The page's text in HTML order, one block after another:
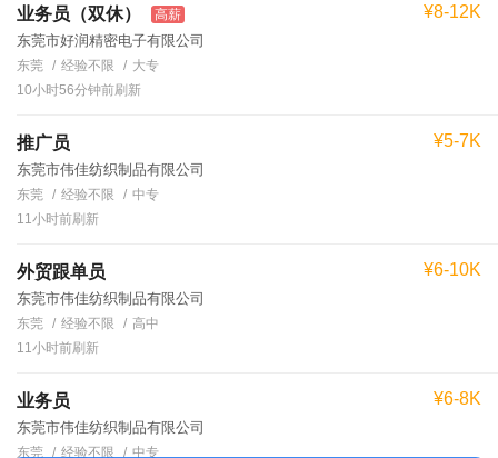
业务员（双休） 高薪
东莞市好润精密电子有限公司
¥8-12K
东莞 经验不限
大专
10小时56分钟前刷新
推广员
东莞市伟佳纺织制品有限公司
¥5-7K
东莞 经验不限
中专
11小时前刷新
外贸跟单员
东莞市伟佳纺织制品有限公司
¥6-10K
东莞 经验不限
高中
11小时前刷新
业务员
东莞市伟佳纺织制品有限公司
¥6-8K
东莞 经验不限 中专